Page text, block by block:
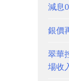
減息
銀價
翠華
場收